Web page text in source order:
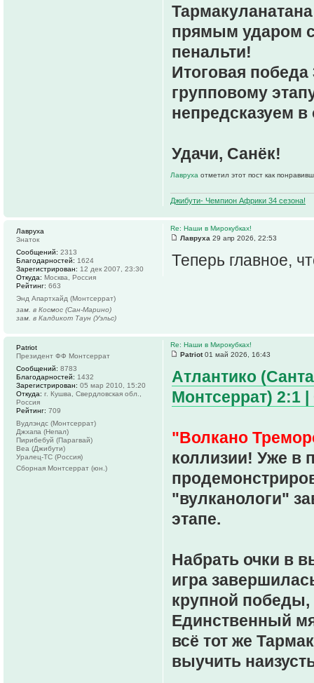
прямым ударом
пенальти!
Итоговая
групповому
непредсказуем
Удачи, Санёк!
Лавруха отметил этот пост как
Джибути- Чемпион Африки 34 сезона!
Re: Наши в Мирокубках!
Лавруха 29 апр 2026, 22:53
Теперь главное,
Лавруха
Знаток
Сообщений: 2313
Благодарностей: 1624
Зарегистрирован: 12 дек 2007, 23:30
Откуда: Москва, Россия
Рейтинг: 663
Энд Апартхайд (Монтсеррат)
зам. в Космос (Сан-Марино)
зам. в Калдикот Таун (Уэльс)
Re: Наши в Мирокубках!
Patriot01 май 2026, 16:43
Атлантико
Монтсеррат) 2:1 |
"Волкано
коллизии! Уже в
"вулканологи"
этапе.
Набрать очки в
игра
крупной победы,
Единственный
всё тот же
выучить
Patriot
Президент ФФ Монтсеррат
Сообщений: 8783
Благодарностей: 1432
Зарегистрирован: 05 мар 2010, 15:20
Откуда: г. Кушва, Свердловская обл.,
Россия
Рейтинг: 709
Вудлэндс (Монтсеррат)
Джхапа (Непал)
Пирибебуй (Парагвай)
Веа (Джибути)
Уралец-ТС (Россия)
Сборная Монтсеррат (юн.)